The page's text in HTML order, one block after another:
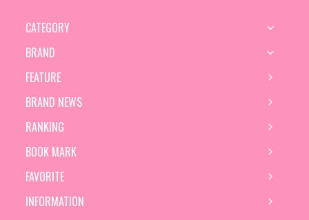
CATEGORY
BRAND
FEATURE
BRAND NEWS
RANKING
BOOK MARK
FAVORITE
INFORMATION